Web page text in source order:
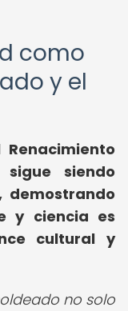
como
y el
siendo
y ciencia es
cultural y
no solo